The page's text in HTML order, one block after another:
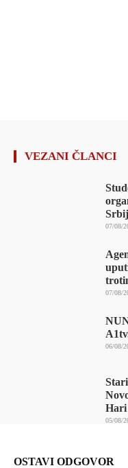
VEZANI ČLANCI
07/08/
07/08/
06/08/
Hari
05/08/
OSTAVI ODGOVOR